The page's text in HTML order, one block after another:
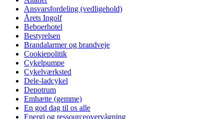
Ansvarsfordeling (vedligehold)
Årets Ingolf
Beboerhotel
Bestyrelsen
Brandalarmer og brandveje
Cookiepolitik
Cykelpumpe
Cykelværksted
Dele-ladcykel
Depotrum
Emhætte (gemme)
En god dag til os alle
Energi og ressourceovervågning